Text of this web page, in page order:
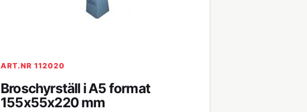
ART.NR 112020
Broschyrställ i A5 format
155x55x220 mm